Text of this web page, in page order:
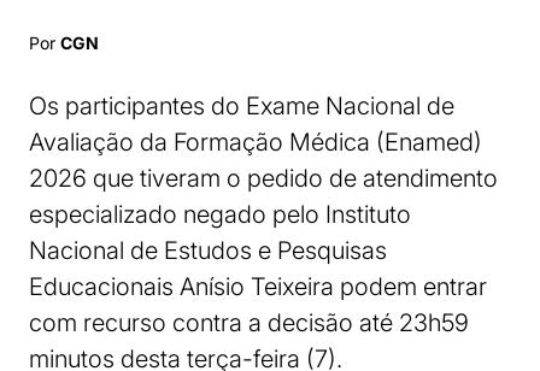
Por CGN
Os participantes do Exame Nacional de
Avaliação da Formação Médica (Enamed)
2026 que tiveram o pedido de atendimento
especializado negado pelo Instituto
Nacional de Estudos e Pesquisas
Educacionais Anísio Teixeira podem entrar
com recurso contra a decisão até 23h59
minutos desta terça-feira (7).